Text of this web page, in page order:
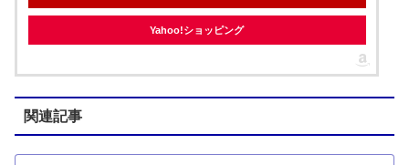
Yahoo!ショッピング
関連記事